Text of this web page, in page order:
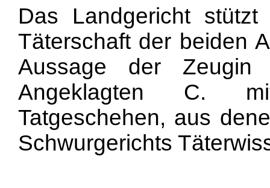
Das Landgericht
Täterschaft der beiden
Aussage der
Angeklagten C.
Tatgeschehen, aus
Schwurgerichts